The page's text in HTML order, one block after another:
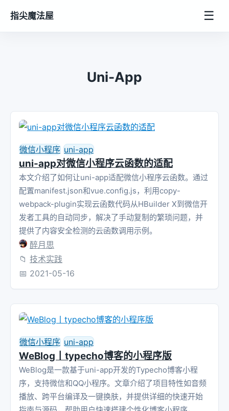
指尖魔法屋 ☰
Uni-App
微信小程序 uni-app
uni-app对微信小程序云函数的适配
本文介绍了如何让uni-app适配微信小程序云函数。通过
配置manifest.json和vue.config.js，利用copy-
webpack-plugin实现云函数代码从HBuilder X到微信开
发者工具的自动同步，解决了手动复制的繁琐问题，并
提供了内容安全检测的云函数调用示例。
醉月思
📁 技术实践
📅 2021-05-16
微信小程序 uni-app
WeBlog丨typecho博客的小程序版
WeBlog是一款基于uni-app开发的Typecho博客小程
序，支持微信和QQ小程序。文章介绍了项目特性如音频
播放、跨平台编译及一键换肤，并提供详细的快速开始